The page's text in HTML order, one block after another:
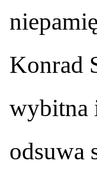
Konrad
wybitna
odsuwa